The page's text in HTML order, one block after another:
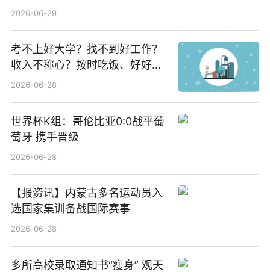
期股息每股人民币0.013元 每日
2026-06-29
考不上好大学？找不到好工作？
收入不称心？按时吃饭、好好睡
觉
2026-06-28
世界杯K组：哥伦比亚0:0战平葡
萄牙 携手晋级
2026-06-28
【报资讯】内蒙古多名运动员入
选国家集训备战国际赛事
2026-06-28
多所高校录取通知书“瘦身” 观天